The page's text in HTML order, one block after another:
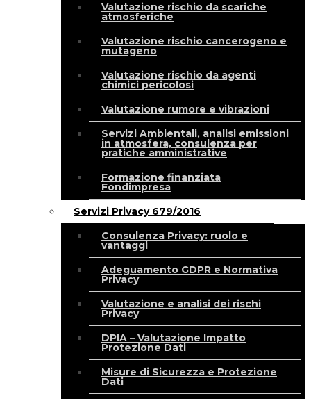
Valutazione rischio da scariche
atmosferiche
Valutazione rischio cancerogeno e
mutageno
Valutazione rischio da agenti
chimici pericolosi
Valutazione rumore e vibrazioni
Servizi Ambientali, analisi emissioni
in atmosfera, consulenza per
pratiche amministrative
Formazione finanziata
Fondimpresa
Servizi Privacy 679/2016
Consulenza Privacy: ruolo e
vantaggi
Adeguamento GDPR e Normativa
Privacy
Valutazione e analisi dei rischi
Privacy
DPIA – Valutazione Impatto
Protezione Dati
Misure di Sicurezza e Protezione
Dati